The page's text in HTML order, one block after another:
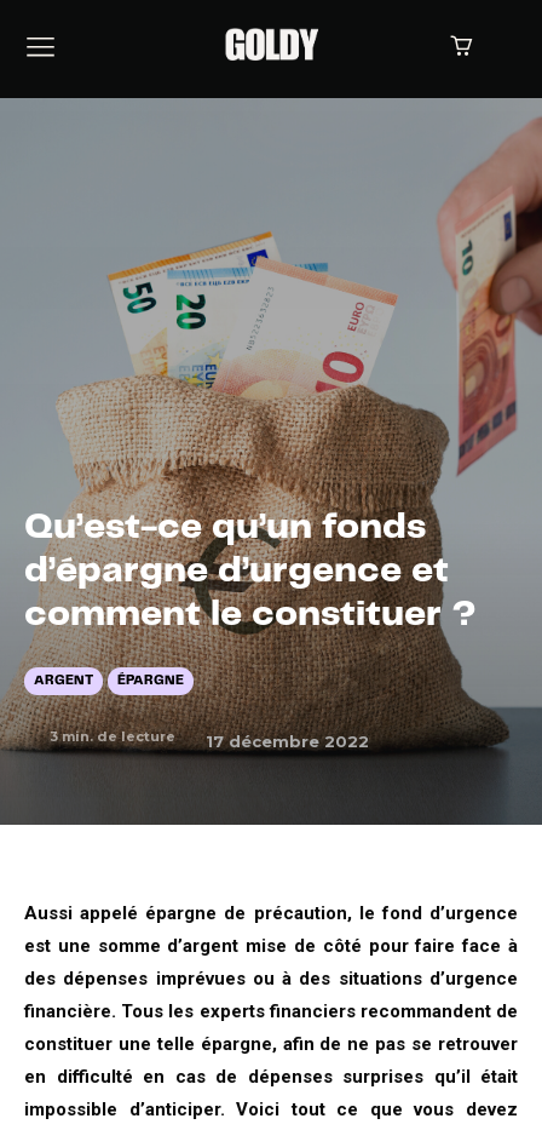
Qu’est-ce qu’un fonds
d’épargne d’urgence et
comment le constituer ?
ARGENT ÉPARGNE
3min. de lecture 17 décembre 2022
Aussi appelé épargne de précaution, le fond d’urgence
est une somme d’argent mise de côté pour faire face à
des dépenses imprévues ou à des situations d’urgence
financière. Tous les experts financiers recommandent de
constituer une telle épargne, afin de ne pas se retrouver
en difficulté en cas de dépenses surprises qu’il était
impossible d’anticiper. Voici tout ce que vous devez